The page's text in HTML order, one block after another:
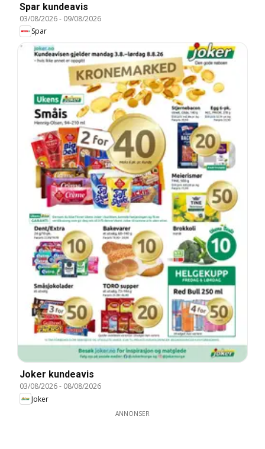
Spar kundeavis
03/08/2026- 09/08/2026
Spar
Joker kundeavis
03/08/2026- 08/08/2026
Joker
ANNONSER